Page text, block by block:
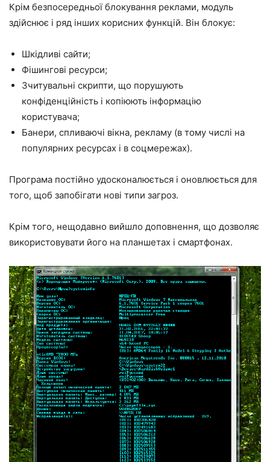
Крім безпосередньої блокування реклами, модуль
здійснює і ряд інших корисних функцій. Він блокує:
Шкідливі сайти;
Фішингові ресурси;
Зчитувальні скрипти, що порушують
конфіденційність і копіюють інформацію
користувача;
Банери, спливаючі вікна, рекламу (в тому числі на
популярних ресурсах і в соцмережах).
Програма постійно удосконалюється і оновлюється для
того, щоб запобігати нові типи загроз.
Крім того, нещодавно вийшло доповнення, що дозволяє
використовувати його на планшетах і смартфонах.